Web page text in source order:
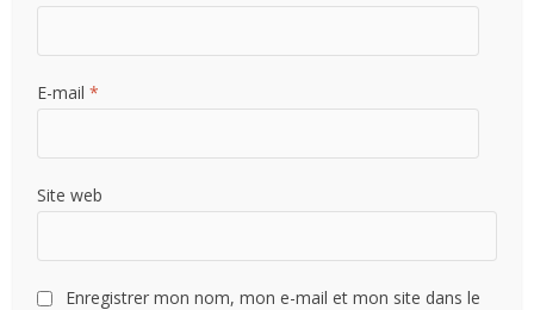
E-mail*
Site web
Enregistrer mon nom, mon e-mail et mon site dans le